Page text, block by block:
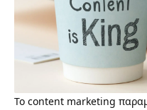
Το content marketing